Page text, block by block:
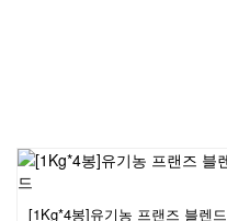
[1Kg*4봉]유기농 프랜즈 블렌드